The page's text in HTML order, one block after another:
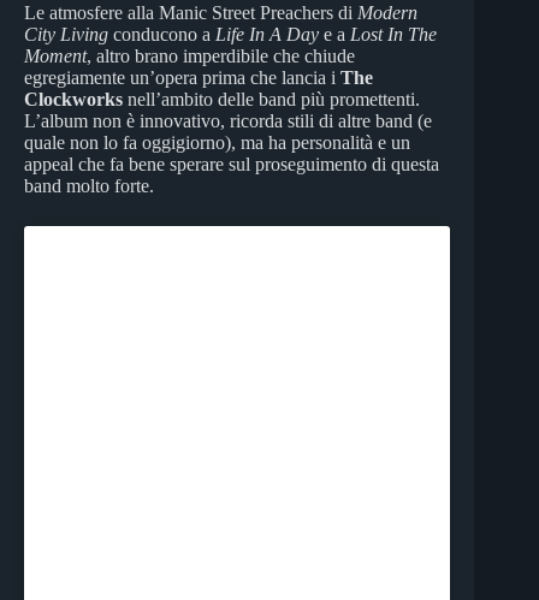
Le atmosfere alla Manic Street Preachers di Modern
City Living conducono a Life In A Day e a Lost In The
Moment, altro brano imperdibile che chiude
egregiamente un’opera prima che lancia i The
Clockworks nell’ambito delle band più promettenti.
L’album non è innovativo, ricorda stili di altre band (e
quale non lo fa oggigiorno), ma ha personalità e un
appeal che fa bene sperare sul proseguimento di questa
band molto forte.